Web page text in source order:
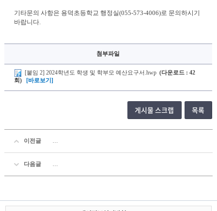
기타문의 사항은 용덕초등학교 행정실(055-573-4006)로 문의하시기
바랍니다.
첨부파일
[붙임 2] 2024학년도 학생 및 학부모 예산요구서.hwp (다운로드 : 42
회)
[바로보기]
게시물 스크랩 목록
이전글
다음글